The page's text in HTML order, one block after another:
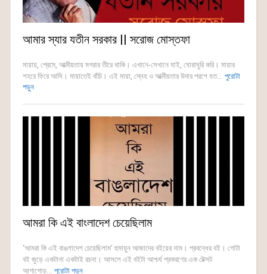
আমার স্যার যতীন সরকার || সরোজ মোস্তফা
মায়ায়, প্রেমে, আত্মীয়তায় মগরার তীরে থাকি। এখানে-সেখানে যাই, ঘোরাঘুরি করি। মায়ার
শহরে ফিরে আসি। মায়াতেই বাঁচি। এই মায়া, স্নেহ ও আত্মীয়তার উদার পরশে যত... পুরোটা
পড়ুন
আমরা কি এই বাংলাদেশ চেয়েছিলাম
‘আমরা কি এই বাঙলাদেশ চেয়েছিলাম’ হুমায়ুন আজাদের বইয়ের নাম। প্রবন্ধের বই। গোটা
বই জুড়ে একটানা একটাই রচনা। আসলে এই বইটা আশ্চর্য প্রকরণের এক টেক্সট
আগাগোড়... পুরোটা পড়ুন